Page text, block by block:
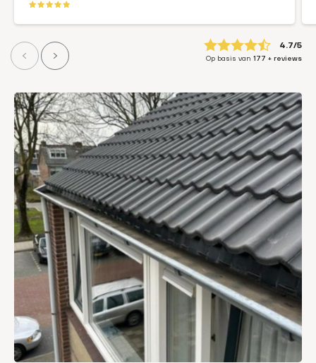
4.7
Op basis van 177 + reviews